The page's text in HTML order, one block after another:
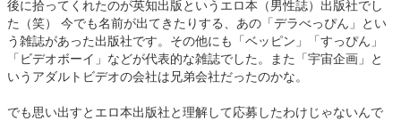
後に拾ってくれたのが英知出版というエロ本（男性誌）出版社でし
た（笑） 今でも名前が出てきたりする、あの「デラべっぴん」とい
う雑誌があった出版社です。その他にも「ベッピン」「すっぴん」
「ビデオボーイ」などが代表的な雑誌でした。また「宇宙企画」と
いうアダルトビデオの会社は兄弟会社だったのかな。
でも思い出すとエロ本出版社と理解して応募したわけじゃないんで